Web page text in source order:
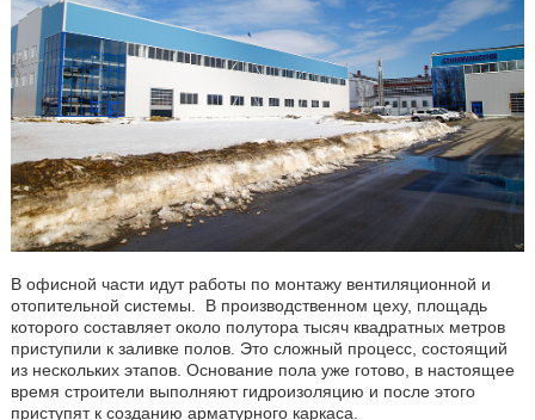
В офисной части идут работы по монтажу вентиляционной и
отопительной системы. В производственном цеху, площадь
которого составляет около полутора тысяч квадратных метров
приступили к заливке полов. Это сложный процесс, состоящий
из нескольких этапов. Основание пола уже готово, в настоящее
время строители выполняют гидроизоляцию и после этого
приступят к созданию арматурного каркаса.